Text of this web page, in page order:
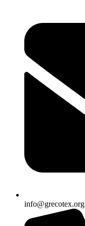
info@grecotex.org